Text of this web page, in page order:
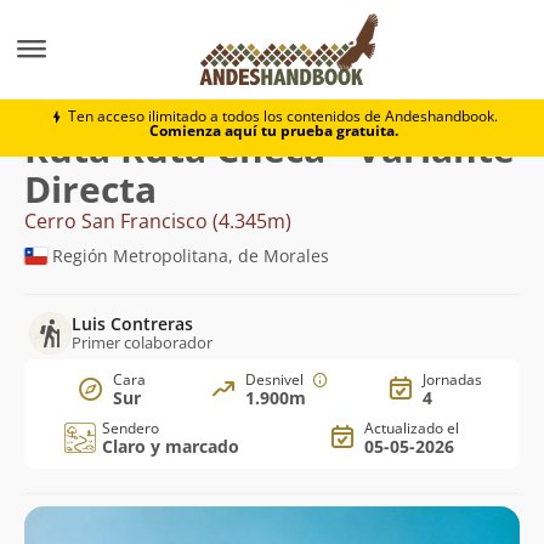
Ten acceso ilimitado a todos los contenidos de Andeshandbook.
Comienza aquí tu prueba gratuita.
Cerro San Francisco
Ruta Ruta Checa - Variante
Directa
Cerro San Francisco (4.345m)
Región Metropolitana, de Morales
Luis Contreras
Primer colaborador
Cara
Sur
Desnivel
1.900m
Jornadas
4
Sendero
Claro y marcado
Actualizado el
05-05-2026